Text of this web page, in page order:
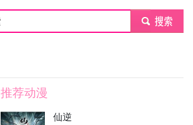
submit
推荐动漫
仙逆